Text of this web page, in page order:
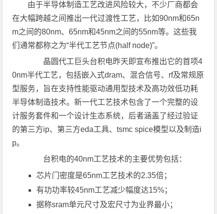
由于半导体制造工艺改进风险较大，不少厂商都会
在大幅跨越之间推出一代过渡性工艺，比如90nm和65n
m之间的80nm、65nm和45nm之间的55nm等。这些我
们通常都称之为“半代工艺节点(half node)”。
晶圆代工巨头台积电昨天即宣布推出它的首项4
0nm半代工艺，包括嵌入式dram、混合信号、rf及常规原
型服务，旨在支持性能驱动通用型技术及高功效低功耗
半导体制造技术。新一代工艺技术包含了一个完整的设
计服务套件和一个设计生态系统，后者涵盖了经过验证
的第三方ip、第三方eda工具、tsmc spice模型以及制造i
p。
台积电的40nm工艺技术的主要优势包括：
芯片门密度是65nm工艺技术的2.35倍；
有功功率较45nm工艺减少幅度达15%；
据称sram单元尺寸及宏尺寸为业界最小；